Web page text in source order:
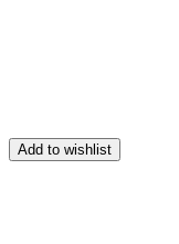
Add to wishlist